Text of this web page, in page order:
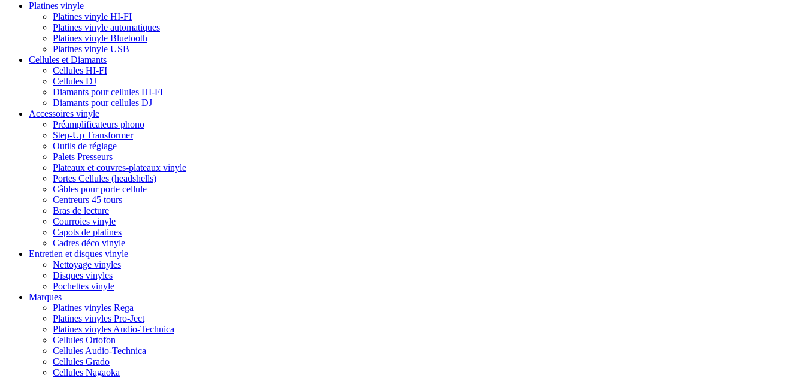
Platines vinyle
Platines vinyle HI-FI
Platines vinyle automatiques
Platines vinyle Bluetooth
Platines vinyle USB
Cellules et Diamants
Cellules HI-FI
Cellules DJ
Diamants pour cellules HI-FI
Diamants pour cellules DJ
Accessoires vinyle
Préamplificateurs phono
Step-Up Transformer
Outils de réglage
Palets Presseurs
Plateaux et couvres-plateaux vinyle
Portes Cellules (headshells)
Câbles pour porte cellule
Centreurs 45 tours
Bras de lecture
Courroies vinyle
Capots de platines
Cadres déco vinyle
Entretien et disques vinyle
Nettoyage vinyles
Disques vinyles
Pochettes vinyle
Marques
Platines vinyles Rega
Platines vinyles Pro-Ject
Platines vinyles Audio-Technica
Cellules Ortofon
Cellules Audio-Technica
Cellules Grado
Cellules Nagaoka